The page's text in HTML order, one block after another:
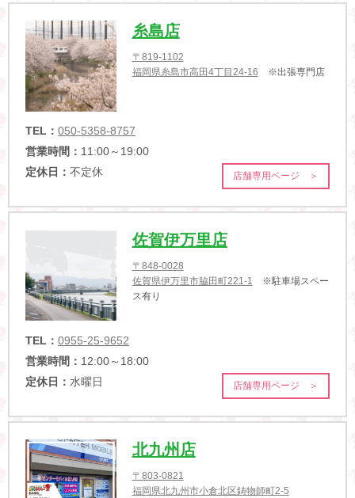
糸島店
〒819-1102
福岡県糸島市高田4丁目24-16 ※出張専門店
TEL： 050-5358-8757
営業時間： 11:00～19:00
定休日： 不定休 店舗専用ページ ＞
佐賀伊万里店
〒848-0028
佐賀県伊万里市脇田町221-1 ※駐車場スペー
ス有り
TEL： 0955-25-9652
営業時間： 12:00～18:00
定休日： 水曜日 店舗専用ページ ＞
北九州店
〒803-0821
福岡県北九州市小倉北区鋳物師町2-5